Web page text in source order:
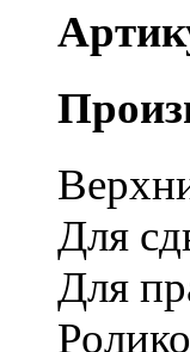
Для
Для